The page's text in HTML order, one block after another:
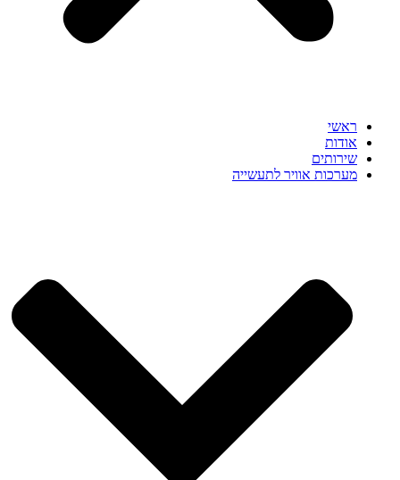
ראשי
אודות
שירותים
מערכות אוויר לתעשייה